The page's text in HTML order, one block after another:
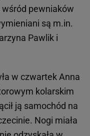
wśród pewniaków
są m.in.
Pawlik i
w czwartek Anna
kolarskim
ją samochód na
Nogi miała